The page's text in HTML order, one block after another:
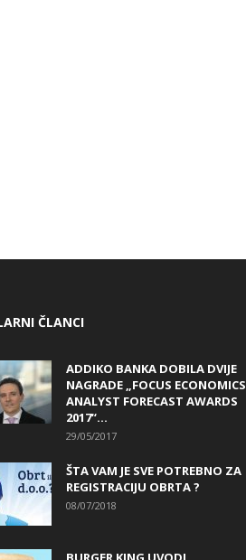
ČLANCI
ADDIKO BANKA DOBILA DVIJE
NAGRADE „FOCUS ECONOMICS
ANALYST FORECAST AWARDS
2017“...
29/05/2017
ŠTA VAM JE SVE POTREBNO ZA
REGISTRACIJU OBRTA ?
08/07/2018